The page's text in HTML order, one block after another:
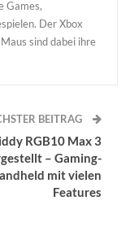
Games,
Der Xbox
sind dabei ihre
BEITRAG
RGB10 Max 3
– Gaming-
mit vielen
Features